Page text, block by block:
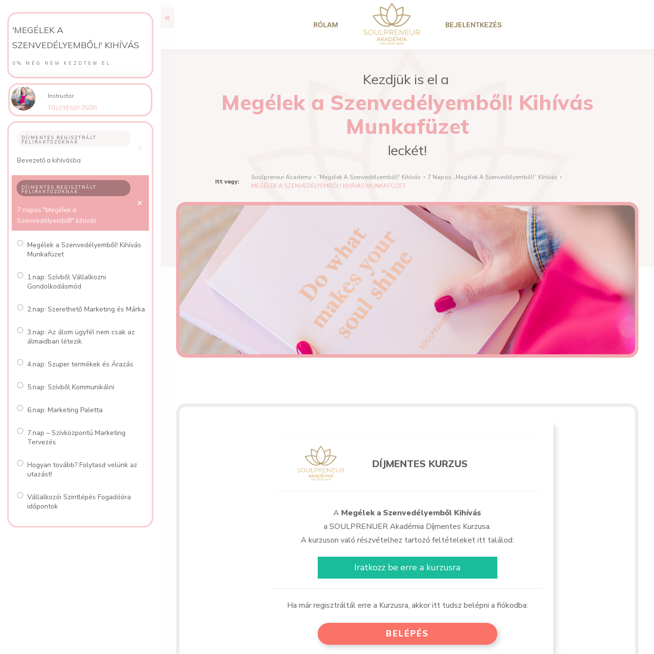
RÓLAM BEJELENTKEZÉS
Kezdjük is el a
Megélek a Szenvedélyemből! Kihívás
Munkafüzet
leckét!
Itt vagy:
Soulpreneur Academy 'Megélek A Szenvedélyemből!' Kihívás
7 Napos „Megélek A Szenvedélyemből!” Kihívás
MEGÉLEK A SZENVEDÉLYEMBŐL! KIHÍVÁS MUNKAFÜZET
DÍJMENTES KURZUS
A Megélek a Szenvedélyemből Kihívás
a SOULPRENUER Akadémia Díjmentes Kurzusa.
A kurzuson való részvételhez tartozó feltételeket itt találod:
Iratkozz be erre a kurzusra
Ha már regisztráltál erre a Kurzusra, akkor itt tudsz belépni a fiókodba:
BELÉPÉS
'MEGÉLEK A
SZENVEDÉLYEMBŐL!' KIHÍVÁS
0% MÉG NEM KEZDTEM EL.
Instructor
TÖLGYESSY ZSÓFI
DÍJMENTES REGISZTRÁLT
FELIRAKTOZÓKNAK
Bevezető a kihívásba
DÍJMENTES REGISZTRÁLT
FELIRAKTOZÓKNAK
7 napos "Megélek a
Szenvedélyemből!" kihívás
Megélek a Szenvedélyemből! Kihívás
Munkafüzet
1.nap: Szívből Vállalkozni
Gondolkodásmód
2.nap: Szerethető Marketing és Márka
3.nap: Az álom ügyfél nem csak az
álmaidban létezik.
4.nap: Szuper termékek és Árazás
5.nap: Szívből Kommunikálni
6.nap: Marketing Paletta
7.nap – Szívközpontú Marketing
Tervezés
Hogyan tovább? Folytasd velünk az
utazást!
Vállalkozói Szintlépés Fogadóóra
időpontok